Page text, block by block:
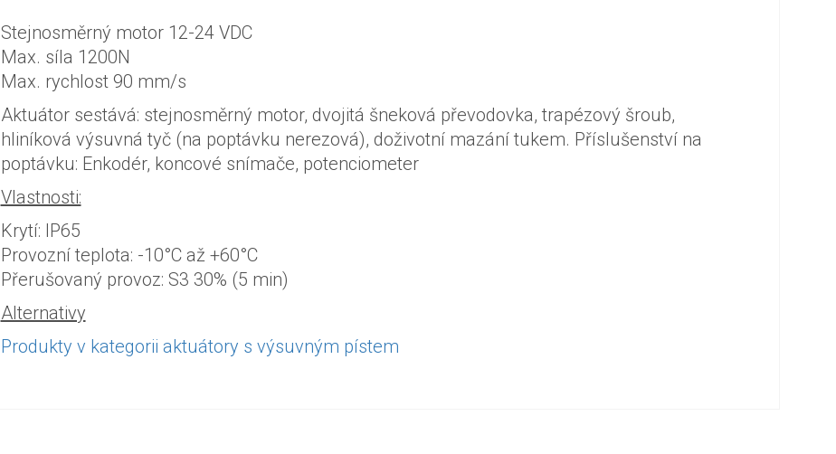
Stejnosměrný motor 12-24 VDC
Max. síla 1200N
Max. rychlost 90 mm/s
Aktuátor sestává: stejnosměrný motor, dvojitá šneková převodovka, trapézový šroub,
hliníková výsuvná tyč (na poptávku nerezová), doživotní mazání tukem. Příslušenství na
poptávku: Enkodér, koncové snímače, potenciometer
Vlastnosti:
Krytí: IP65
Provozní teplota: -10°C až +60°C
Přerušovaný provoz: S3 30% (5 min)
Alternativy
Produkty v kategorii aktuátory s výsuvným pístem